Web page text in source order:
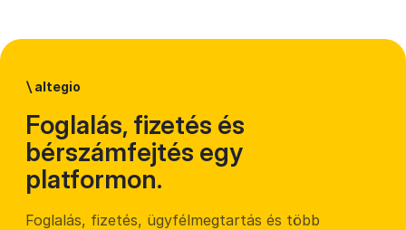
\ altegio
Foglalás, fizetés és
bérszámfejtés egy
platformon.
Foglalás, fizetés, ügyfélmegtartás és több